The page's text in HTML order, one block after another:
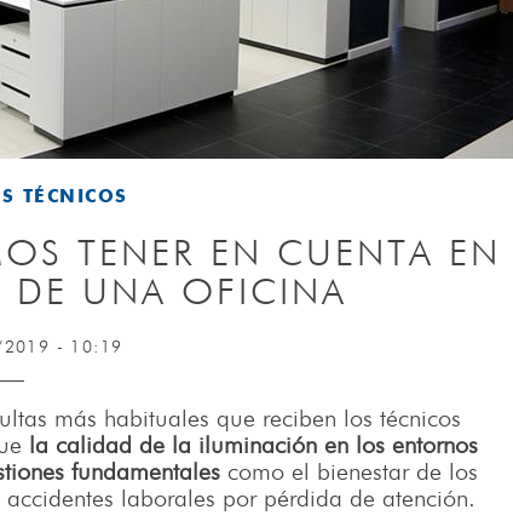
TÉCNICOS
TENER EN CUENTA EN
DE UNA OFICINA
- 10:19
más habituales que reciben los técnicos
la calidad de la iluminación en los entornos
fundamentales como el bienestar de los
laborales por pérdida de atención.